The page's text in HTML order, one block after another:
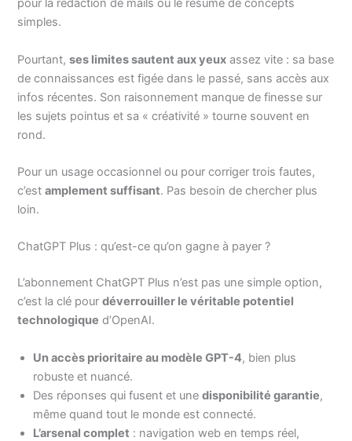
pour la rédaction de mails ou le résumé de concepts
simples.
Pourtant,ses limites sautent aux yeux assez vite : sa base
de connaissances est figée dans le passé, sans accès aux
infos récentes. Son raisonnement manque de finesse sur
les sujets pointus et sa « créativité » tourne souvent en
rond.
Pour un usage occasionnel ou pour corriger trois fautes,
c’estamplement suffisant. Pas besoin de chercher plus
loin.
ChatGPT Plus : qu’est-ce qu’on gagne à payer ?
L’abonnement ChatGPT Plus n’est pas une simple option,
c’est la clé pourdéverrouiller le véritable potentiel
technologique d’OpenAI.
Un accès prioritaire au modèle GPT-4, bien plus
robuste et nuancé.
Des réponses qui fusent et unedisponibilité garantie,
même quand tout le monde est connecté.
L’arsenal complet : navigation web en temps réel,